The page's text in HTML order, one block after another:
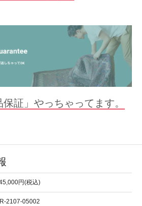
保証」やっちゃってます。
円(税込)
2107-05002